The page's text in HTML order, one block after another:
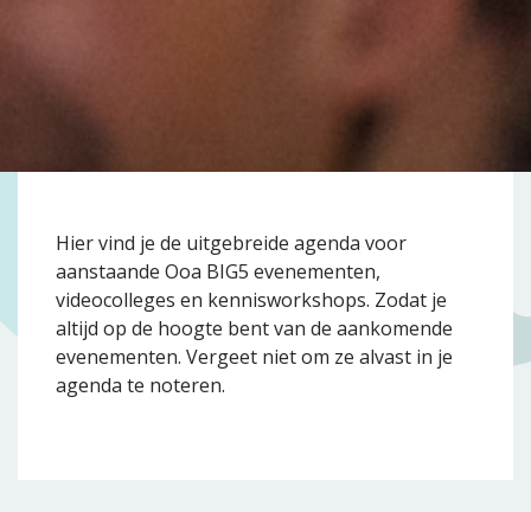
Hier vind je de uitgebreide agenda voor
aanstaande Ooa BIG5 evenementen,
videocolleges en kennisworkshops. Zodat je
altijd op de hoogte bent van de aankomende
evenementen. Vergeet niet om ze alvast in je
agenda te noteren.